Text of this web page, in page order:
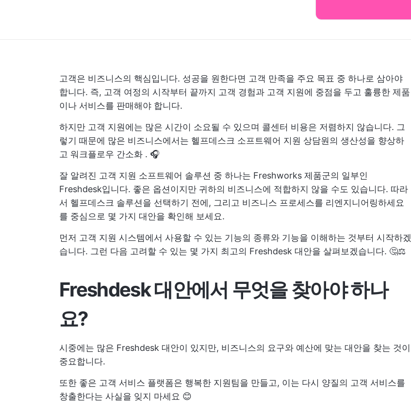
고객은 비즈니스의 핵심입니다. 성공을 원한다면 고객 만족을 주요 목표 중 하나로 삼아야
합니다. 즉, 고객 여정의 시작부터 끝까지 고객 경험과 고객 지원에 중점을 두고 훌륭한 제품
이나 서비스를 판매해야 합니다.
하지만 고객 지원에는 많은 시간이 소요될 수 있으며 콜센터 비용은 저렴하지 않습니다. 그
렇기 때문에 많은 비즈니스에서는 헬프데스크 소프트웨어 지원 상담원의 생산성을 향상하
고 워크플로우 간소화 . 🎧
잘 알려진 고객 지원 소프트웨어 솔루션 중 하나는 Freshworks 제품군의 일부인
Freshdesk입니다. 좋은 옵션이지만 귀하의 비즈니스에 적합하지 않을 수도 있습니다. 따라
서 헬프데스크 솔루션을 선택하기 전에, 그리고 비즈니스 프로세스를 리엔지니어링하세요
를 중심으로 몇 가지 대안을 확인해 보세요.
먼저 고객 지원 시스템에서 사용할 수 있는 기능의 종류와 기능을 이해하는 것부터 시작하겠
습니다. 그런 다음 고려할 수 있는 몇 가지 최고의 Freshdesk 대안을 살펴보겠습니다. 🤔⚖️
Freshdesk 대안에서 무엇을 찾아야 하나
요?
시중에는 많은 Freshdesk 대안이 있지만, 비즈니스의 요구와 예산에 맞는 대안을 찾는 것이
중요합니다.
또한 좋은 고객 서비스 플랫폼은 행복한 지원팀을 만들고, 이는 다시 양질의 고객 서비스를
창출한다는 사실을 잊지 마세요 😊